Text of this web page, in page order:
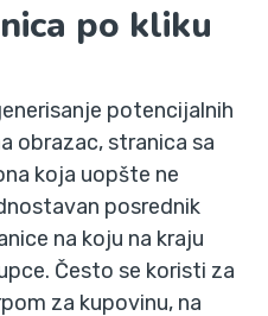
po kliku
potencijalnih
obrazac, stranica sa
koja uopšte ne
posrednik
na koju na kraju
Često se koristi za
za kupovinu, na